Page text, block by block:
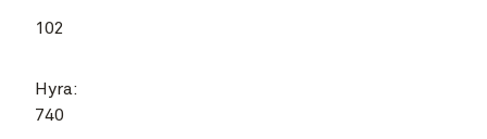
102
Hyra:
740